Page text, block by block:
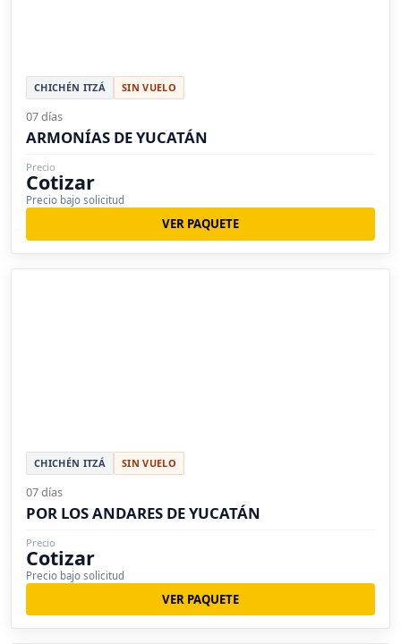
CHICHÉN ITZÁ SIN VUELO
07 días
ARMONÍAS DE YUCATÁN
Precio
Cotizar
Precio bajo solicitud
VER PAQUETE
CHICHÉN ITZÁ SIN VUELO
07 días
POR LOS ANDARES DE YUCATÁN
Precio
Cotizar
Precio bajo solicitud
VER PAQUETE